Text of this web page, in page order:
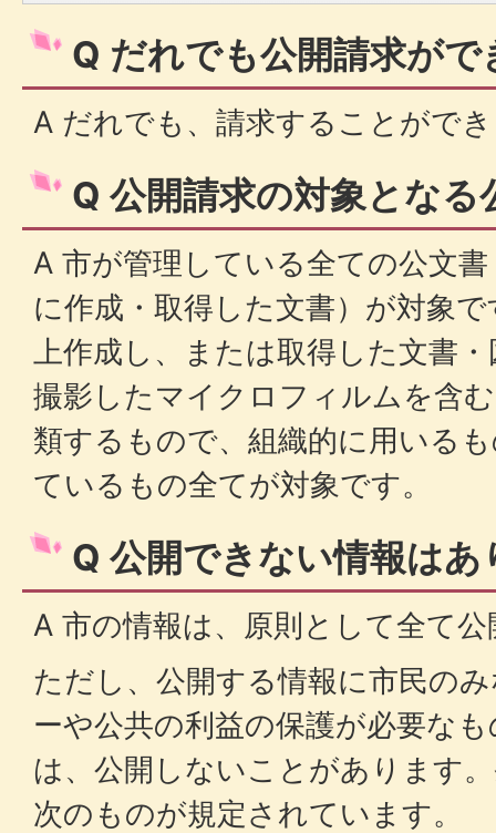
Q だれでも公開請求がで
A だれでも、請求することがで
Q 公開請求の対象となる
A 市が管理している全ての公文
に作成・取得した文書）が対象
上作成し、または取得した文書
撮影したマイクロフィルムを含
類するもので、組織的に用いる
ているもの全てが対象です。
Q 公開できない情報はあ
A 市の情報は、原則として全て
ただし、公開する情報に市民の
ーや公共の利益の保護が必要な
は、公開しないことがあります
次のものが規定されています。